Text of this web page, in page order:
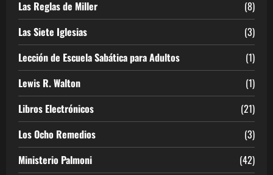
Las Reglas de Miller
(8)
Las Siete Iglesias
(3)
Lección de Escuela Sabática para Adultos
(1)
Lewis R. Walton
(1)
Libros Electrónicos
(21)
Los Ocho Remedios
(3)
Ministerio Palmoni
(42)